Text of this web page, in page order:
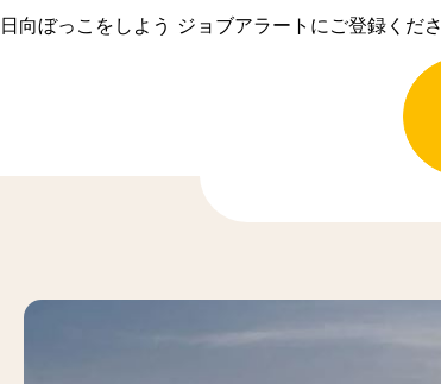
日向ぼっこをしよう ジョブアラートにご登録くださ